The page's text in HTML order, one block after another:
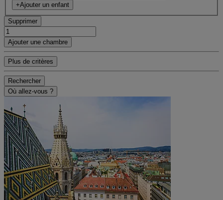
+Ajouter un enfant
Supprimer
Ajouter une chambre
Plus de critères
Rechercher
Où allez-vous ?